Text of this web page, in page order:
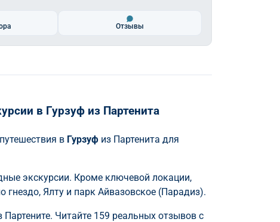
Отзывы
в Гурзуф из Партенита
в Гурзуф из Партенита для
экскурсии. Кроме ключевой локации,
гнездо, Ялту и парк Айвазовское (Парадиз).
Читайте 159 реальных отзывов с